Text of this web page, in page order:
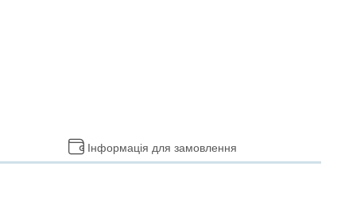
Інформація для замовлення